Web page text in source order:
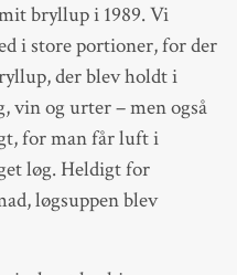
bryllup i 1989. Vi
i store portioner, for der
der blev holdt i
vin og urter – men også
for man får luft i
løg. Heldigt for
løgsuppen blev